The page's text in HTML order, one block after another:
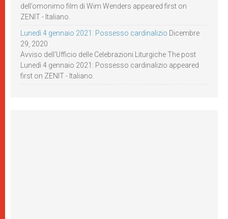
dell’omonimo film di Wim Wenders appeared first on
ZENIT - Italiano.
Lunedì 4 gennaio 2021: Possesso cardinalizio Dicembre
29, 2020
Avviso dell’Ufficio delle Celebrazioni Liturgiche The post
Lunedì 4 gennaio 2021: Possesso cardinalizio appeared
first on ZENIT - Italiano.